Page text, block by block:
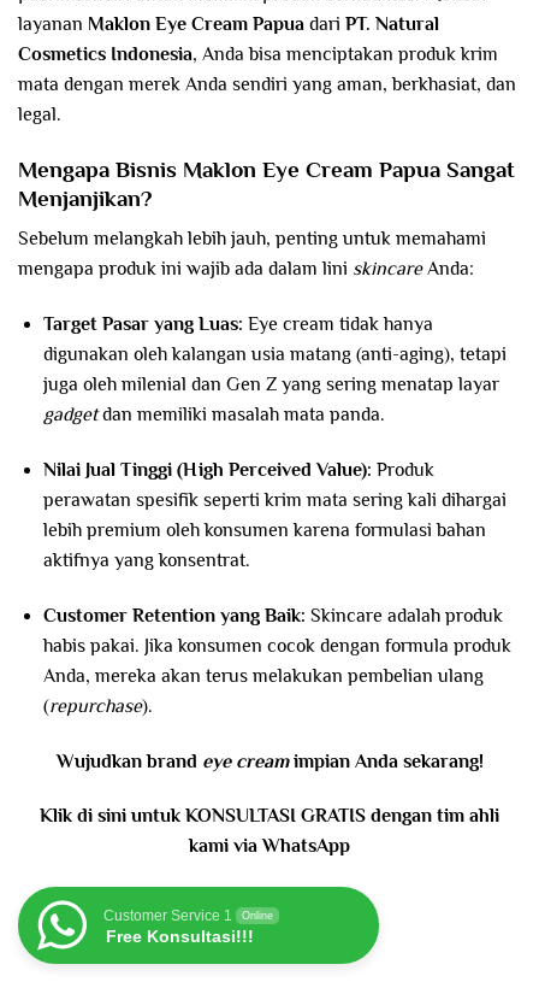
layanan Maklon Eye Cream Papua dari PT. Natural
Cosmetics Indonesia, Anda bisa menciptakan produk krim
mata dengan merek Anda sendiri yang aman, berkhasiat, dan
legal.
Mengapa Bisnis Maklon Eye Cream Papua Sangat
Menjanjikan?
Sebelum melangkah lebih jauh, penting untuk memahami
mengapa produk ini wajib ada dalam lini skincareAnda:
Target Pasar yang Luas: Eye cream tidak hanya
digunakan oleh kalangan usia matang (anti-aging), tetapi
juga oleh milenial dan Gen Z yang sering menatap layar
gadgetdan memiliki masalah mata panda.
Nilai Jual Tinggi (High Perceived Value): Produk
perawatan spesifik seperti krim mata sering kali dihargai
lebih premium oleh konsumen karena formulasi bahan
aktifnya yang konsentrat.
Customer Retention yang Baik: Skincare adalah produk
habis pakai. Jika konsumen cocok dengan formula produk
Anda, mereka akan terus melakukan pembelian ulang
(repurchase).
Wujudkan brand eye creamimpian Anda sekarang!
Klik di sini untuk KONSULTASI GRATIS dengan tim ahli
kami via WhatsApp
Customer Service 1 Online
Free Konsultasi!!!